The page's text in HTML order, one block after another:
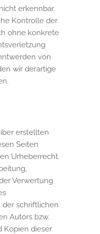
erkennbar.
Kontrolle der
ohne konkrete
von
wir derartige
erstellten
Seiten
Urheberrecht.
Verwertung
schriftlichen
Autors bzw.
Kopien dieser